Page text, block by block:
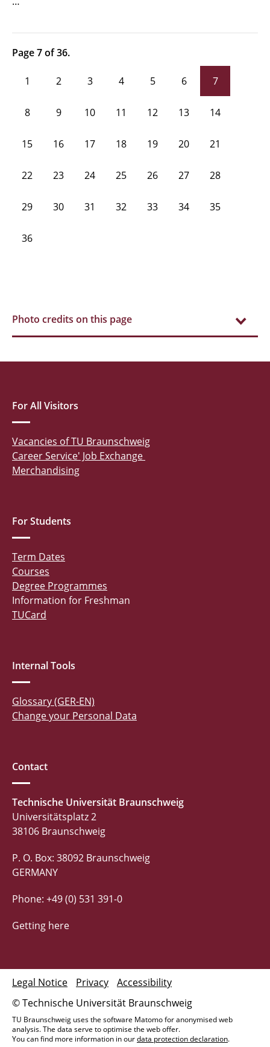
Page 7 of 36.
1 2 3 4 5 6 7
8 9 10 11 12 13 14
15 16 17 18 19 20 21
22 23 24 25 26 27 28
29 30 31 32 33 34 35
36
Photo credits on this page
For All Visitors
Vacancies of TU Braunschweig
Career Service' Job Exchange
Merchandising
For Students
Term Dates
Courses
Degree Programmes
Information for Freshman
TUCard
Internal Tools
Glossary (GER-EN)
Change your Personal Data
Contact
Technische Universität Braunschweig
Universitätsplatz 2
38106 Braunschweig
P. O. Box: 38092 Braunschweig
GERMANY
Phone: +49 (0) 531 391-0
Getting here
© Technische Universität Braunschweig
Legal Notice Privacy Accessibility
TU Braunschweig uses the software Matomo for anonymised web
analysis. The data serve to optimise the web offer.
You can find more information in ourdata protection declaration.